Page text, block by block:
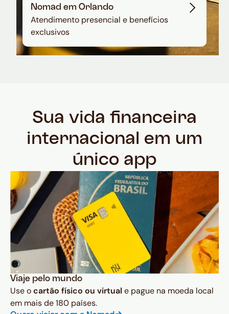
Nomad em Orlando
Atendimento presencial e benefícios
exclusivos
Sua vida financeira
internacional em um
único app
Viaje pelo mundo
Use ocartão físico ou virtual e pague na moeda local
em mais de 180 países.